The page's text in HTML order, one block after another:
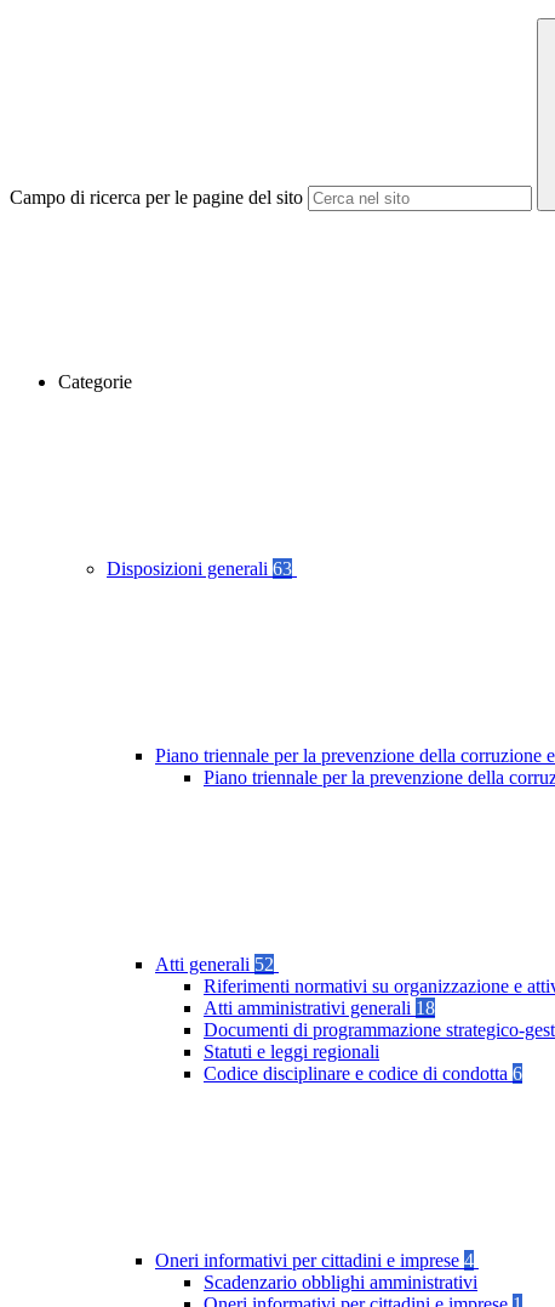
Campo di ricerca per le pagine del sito
Categorie
Disposizioni generali 63
Piano triennale per la prevenzione della corruzione
Piano triennale per la prevenzione della
Atti generali 52
Riferimenti normativi su organizzazione e
Atti amministrativi generali 18
Documenti di programmazione strategico-
Statuti e leggi regionali
Codice disciplinare e codice di condotta 6
Oneri informativi per cittadini e imprese 4
Scadenzario obblighi amministrativi